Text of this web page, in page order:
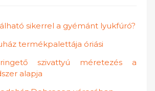
sikerrel a gyémánt lyukfúró?
termékpalettája óriási
szivattyú méretezés a
alapja